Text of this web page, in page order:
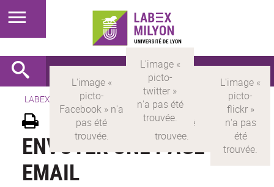
LABEX > LABEX MILYON
ENVOYER UNE PAGE PAR
EMAIL